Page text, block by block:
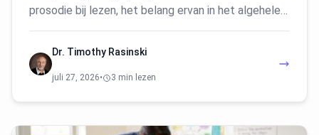
prosodie bij lezen, het belang ervan in het algehele…
Dr. Timothy Rasinski
juli 27, 2026• 3 min lezen